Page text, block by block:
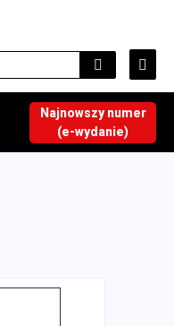
Najnowszy numer
(e-wydanie)